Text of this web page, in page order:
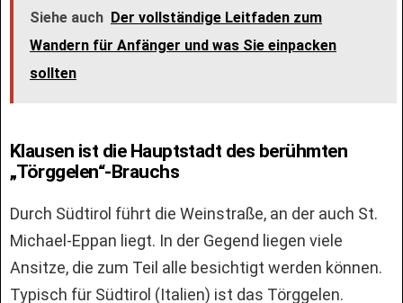
Siehe auch Der vollständige Leitfaden zum
Wandern für Anfänger und was Sie einpacken
sollten
Klausen ist die Hauptstadt des berühmten
„Törggelen“-Brauchs
Durch Südtirol führt die Weinstraße, an der auch St.
Michael-Eppan liegt. In der Gegend liegen viele
Ansitze, die zum Teil alle besichtigt werden können.
Typisch für Südtirol (Italien) ist das Törggelen.